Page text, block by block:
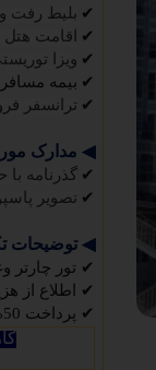
✔ بلیط رفت
✔
اقامت هتل
✔ ویزا
✔ بیمه
✔ ترانسفر
◀ مدارک
✔ گذرنامه با حداقل 7
✔ تصویر
◀توضیحات
✔ تور چارتر
✔
اطلاع از هزینه
✔ پرداخت 50% از مبلغ تور هنگام عقد قرارداد الزامی میباشد